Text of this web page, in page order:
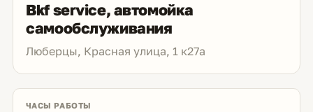
Bkf service, автомойка
самообслуживания
Люберцы, Красная улица, 1 к27а
ЧАСЫ РАБОТЫ